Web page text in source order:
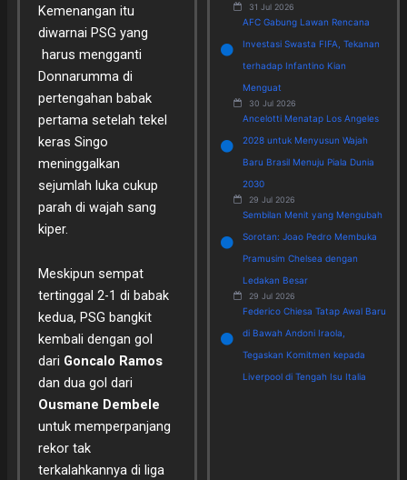
Kemenangan itu
diwarnai PSG yang
harus mengganti
Donnarumma di
pertengahan babak
pertama setelah tekel
keras Singo
meninggalkan
sejumlah luka cukup
parah di wajah sang
kiper.
Meskipun sempat
tertinggal 2-1 di babak
kedua, PSG bangkit
kembali dengan gol
dari Goncalo Ramos
dan dua gol dari
Ousmane Dembele
untuk memperpanjang
rekor tak
terkalahkannya di liga
31 Jul 2026
AFC Gabung Lawan Rencana
Investasi Swasta FIFA, Tekanan
terhadap Infantino Kian
Menguat
30 Jul 2026
Ancelotti Menatap Los Angeles
2028 untuk Menyusun Wajah
Baru Brasil Menuju Piala Dunia
2030
29 Jul 2026
Sembilan Menit yang Mengubah
Sorotan: Joao Pedro Membuka
Pramusim Chelsea dengan
Ledakan Besar
29 Jul 2026
Federico Chiesa Tatap Awal Baru
di Bawah Andoni Iraola,
Tegaskan Komitmen kepada
Liverpool di Tengah Isu Italia